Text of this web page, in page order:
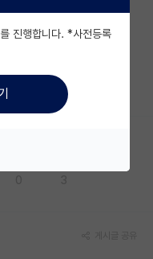
진행합니다. *사전등록